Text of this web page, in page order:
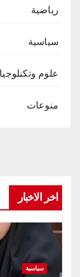
رياضية
سياسية
علوم وتكنلوجيا
منوعات
اخر الاخبار
سياسية